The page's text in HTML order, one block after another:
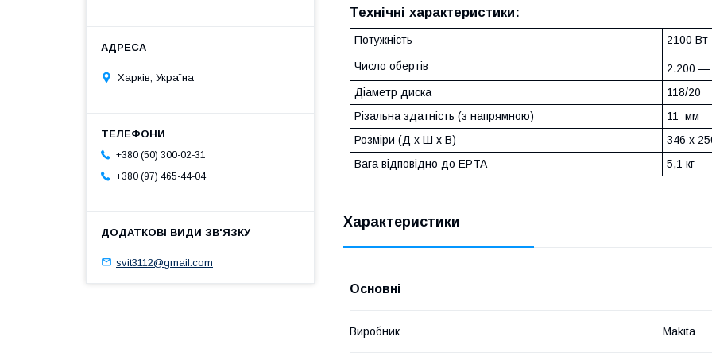
Технічні характеристики:
Потужність 2100 Вт
Число обертів 2.200 —
Діаметр диска
118/20
Різальна здатність (з напрямною)
11 мм
Розміри (Д х Ш х В)
346 x
Вага відповідно до EPTA
5,1 кг
Характеристики
Основні
Виробник Makita
Харків, Україна
+380 (50) 300-02-31
+380 (97) 465-44-04
svit3112@gmail.com